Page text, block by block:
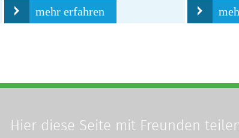
mehr erfahren
Hier diese Seite mit Freunden